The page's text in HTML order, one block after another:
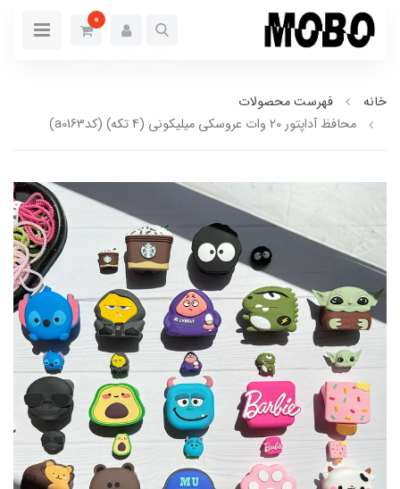
0
خانه
فهرست محصولات
محافظ آداپتور 20 وات عروسکی میلیکونی (4 تکه) (کدa0163)